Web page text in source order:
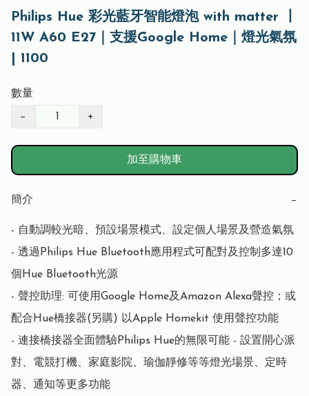
Philips Hue 彩光藍牙智能燈泡 with matter 丨
11W A60 E27｜支援Google Home｜燈光氣氛
| 1100
數量
− +
加至購物車
簡介 −
- 自動調較光暗、預設場景模式、設定個人場景及營造氣氛
- 透過Philips Hue Bluetooth應用程式可配對及控制多達10
個Hue Bluetooth光源
- 聲控助理: 可使用Google Home及Amazon Alexa聲控；或
配合Hue橋接器(另購) 以Apple Homekit 使用聲控功能
- 連接橋接器全面體驗Philips Hue的無限可能 - 設置開心派
對、電競打機、家庭影院、瑜伽靜修等等燈光場景、定時
器、通知等更多功能